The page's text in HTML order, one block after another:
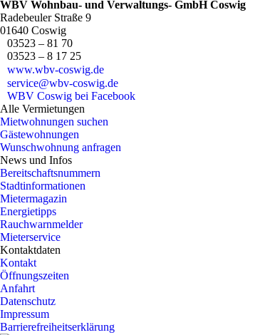
WBV Wohnbau- und Verwaltungs- GmbH Coswig
Radebeuler Straße 9
01640 Coswig
03523 – 81 70
03523 – 8 17 25
www.wbv-coswig.de
service@wbv-coswig.de
WBV Coswig bei Facebook
Alle Vermietungen
Mietwohnungen suchen
Gästewohnungen
Wunschwohnung anfragen
News und Infos
Bereitschaftsnummern
Stadtinformationen
Mietermagazin
Energietipps
Rauchwarnmelder
Mieterservice
Kontaktdaten
Kontakt
Öffnungszeiten
Anfahrt
Datenschutz
Impressum
Barrierefreiheitserklärung